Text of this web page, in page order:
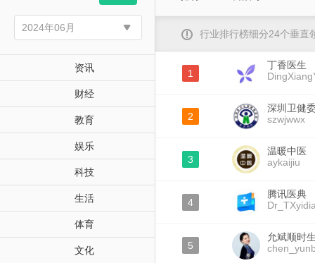
资讯
财经
教育
娱乐
科技
生活
体育
文化
行业排行榜细分24个垂直
1
丁香医生
2
深圳卫健
szwjwwx
3
温暖中医
aykaijiu
4
腾讯医典
5
允斌顺时